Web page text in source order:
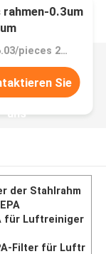
0.3um
Preis：$86.03/pieces 20-49 pieces
Sie
uns
der Stahlrahm
für Luftreiniger
Filter für Luftr